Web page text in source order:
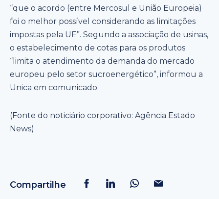
“que o acordo (entre Mercosul e União Europeia)
foi o melhor possível considerando as limitações
impostas pela UE”. Segundo a associação de usinas,
o estabelecimento de cotas para os produtos
“limita o atendimento da demanda do mercado
europeu pelo setor sucroenergético”, informou a
Unica em comunicado.
(Fonte do noticiário corporativo: Agência Estado
News)
Compartilhe